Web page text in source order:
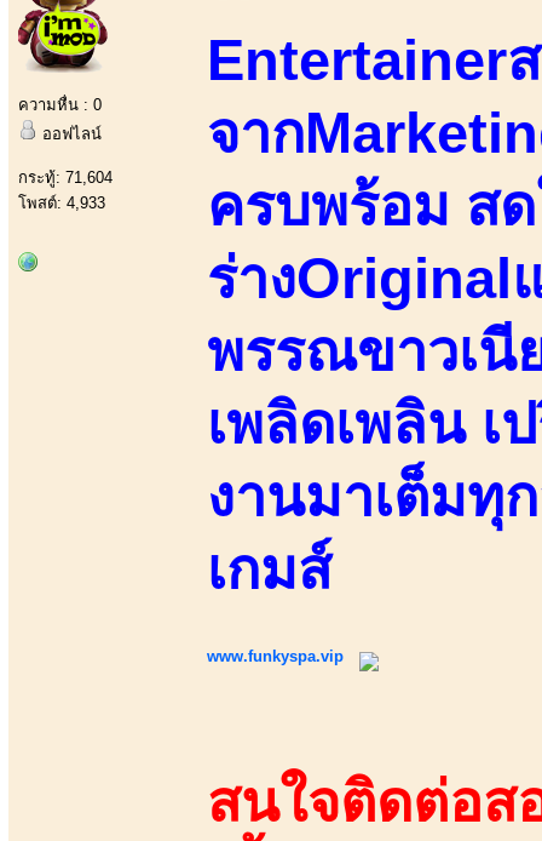
ความหื่น : 0
ออฟไลน์
กระทู้: 71,604
โพสต์: 4,933
Entertainer
จาก
ครบพร้อม ส
ร่างOriginal
พรรณขาวเนี
เพลิดเพลิน เ
งานมาเต็มทุ
เกมส์
www.funkyspa.vip
สนใจติดต่อส